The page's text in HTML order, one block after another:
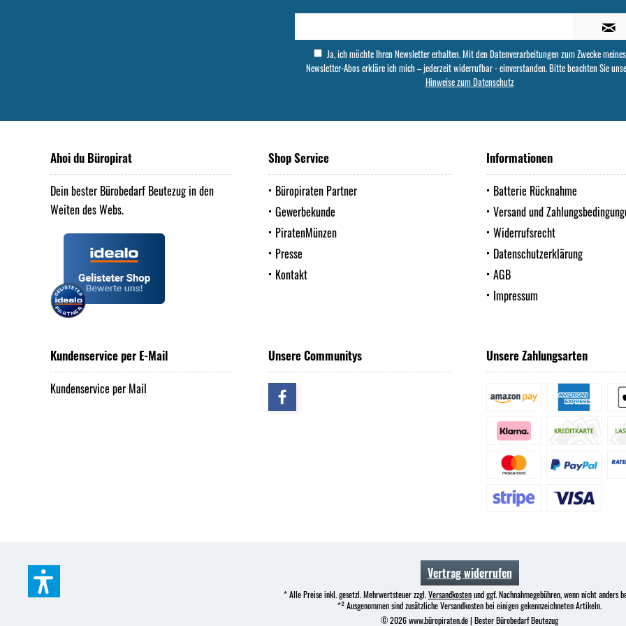
Ja, ich möchte Ihren Newsletter erhalten. Mit den Datenverarbeitungen zum Zwecke meines
Newsletter-Abos erkläre ich mich – jederzeit widerrufbar - einverstanden. Bitte beachten Sie
Hinweise zum Datenschutz
Ahoi du Büropirat
Dein bester Bürobedarf Beutezug in den
Weiten des Webs.
Shop Service
Büropiraten Partner
Gewerbekunde
PiratenMünzen
Presse
Kontakt
Informationen
Batterie Rücknahme
Versand und
Widerrufsrecht
Datenschutzerklärung
AGB
Impressum
Kundenservice per E-Mail
Kundenservice per Mail
Unsere Communitys Unsere Zahlungsarten
Vertrag widerrufen
* Alle Preise inkl. gesetzl. Mehrwertsteuer zzgl.Versandkostenund ggf. Nachnahmegebühren, wenn nicht anders
*² Ausgenommen sind zusätzliche Versandkosten bei einigen gekennzeichneten Artikeln.
© 2026 www.büropiraten.de | Bester Bürobedarf Beutezug